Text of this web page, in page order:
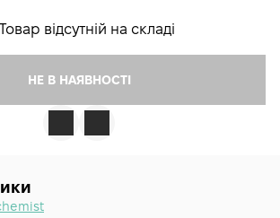
Товар відсутній на складі
НЕ В НАЯВНОСТІ